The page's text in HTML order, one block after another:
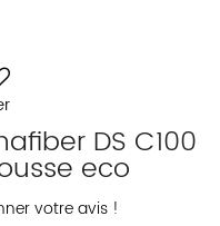
DS C100
eco
votre avis !